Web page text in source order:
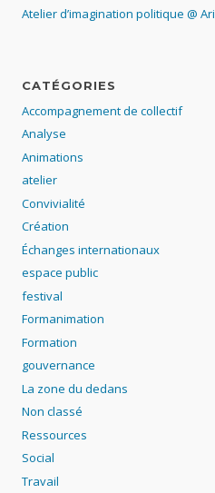
Atelier d’imagination politique @
CATÉGORIES
Accompagnement de collectif
Analyse
Animations
atelier
Convivialité
Création
Échanges internationaux
espace public
festival
Formanimation
Formation
gouvernance
La zone du dedans
Non classé
Ressources
Social
Travail